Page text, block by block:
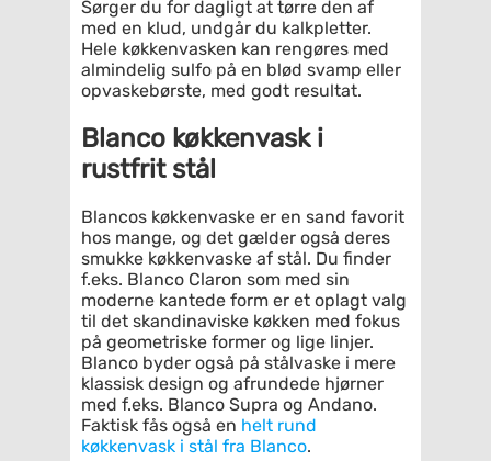
Sørger du for dagligt at tørre den af
med en klud, undgår du kalkpletter.
Hele køkkenvasken kan rengøres med
almindelig sulfo på en blød svamp eller
opvaskebørste, med godt resultat.
Blanco køkkenvask i
rustfrit stål
Blancos køkkenvaske er en sand favorit
hos mange, og det gælder også deres
smukke køkkenvaske af stål. Du finder
f.eks. Blanco Claron som med sin
moderne kantede form er et oplagt valg
til det skandinaviske køkken med fokus
på geometriske former og lige linjer.
Blanco byder også på stålvaske i mere
klassisk design og afrundede hjørner
med f.eks. Blanco Supra og Andano.
Faktisk fås også en helt rund
køkkenvask i stål fra Blanco.